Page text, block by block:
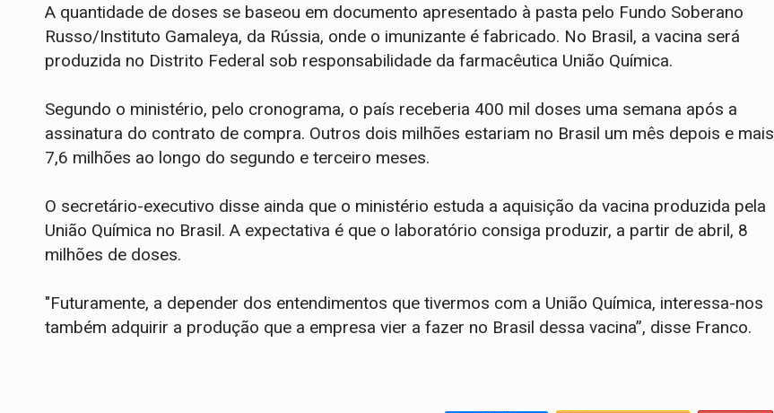
A quantidade de doses se baseou em documento apresentado à pasta pelo Fundo Soberano
Russo/Instituto Gamaleya, da Rússia, onde o imunizante é fabricado. No Brasil, a vacina será
produzida no Distrito Federal sob responsabilidade da farmacêutica União Química.
Segundo o ministério, pelo cronograma, o país receberia 400 mil doses uma semana após a
assinatura do contrato de compra. Outros dois milhões estariam no Brasil um mês depois e mais
7,6 milhões ao longo do segundo e terceiro meses.
O secretário-executivo disse ainda que o ministério estuda a aquisição da vacina produzida pela
União Química no Brasil. A expectativa é que o laboratório consiga produzir, a partir de abril, 8
milhões de doses.
"Futuramente, a depender dos entendimentos que tivermos com a União Química, interessa-nos
também adquirir a produção que a empresa vier a fazer no Brasil dessa vacina”, disse Franco.